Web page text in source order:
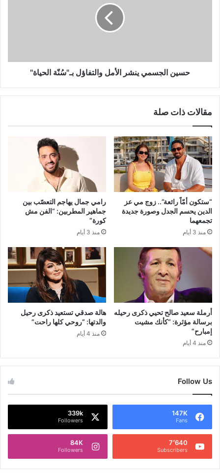
حسين الجسمي ينشر الأمل والتفاؤل بـ"سُنّة الحياة"
مقالات ذات صلة
“ستكون أمّاً رائعة”.. زوج مي عز
الدين يحسم الجدل وصورة جديدة
تجمعهما
منذ 3 أيام
رامي جمال يهاجم التعصّب بين
جماهير المطربين: “الفن مش
كورة”
منذ 3 أيام
أرملة سعيد صالح تحيي ذكرى رحيله
برسالة مؤثرة: “كأنك مشيت
إمبارح”
منذ 4 أيام
هالة صدقي تستعيد ذكرى رحيل
والدتها: “روحي كلها راحت”
منذ 4 أيام
Follow Us
147K
Fans
339k
Followers
7٬640
Subscribers
84K
Followers